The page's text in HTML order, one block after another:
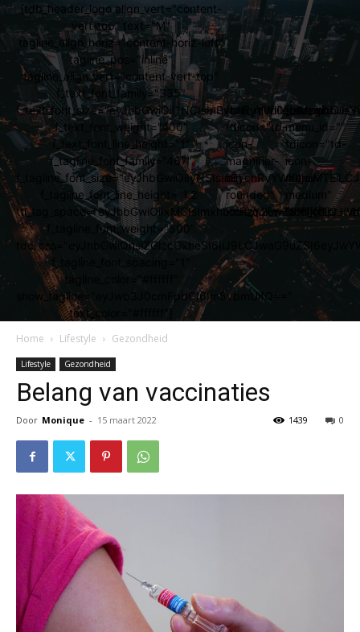
[tdb_header_logo align_vert="content-
vert-top" text="M"
tagline_align_horiz="content-horiz-left"
tagline_pos="inline"
tagline_align_vert="content-vert-top"
f_text_font_family="335"
f_text_font_weight="400"
f_text_font_line_height="1"
f_tagline_font_family="467"
f_tagline_font_line_height="1.2"
f_tagline_font_weight="500"
f_tagline_font_spacing="1"
tagline_color="#ffffff"
show_tagline="eyJwb3J0cmFpdCI6Im5vbmUifQ=="
text_color="#ffffff"]
[tdb_mobile_search
tdicon="td-
icon-
magnifier-
big-
rounded"
icon_color="#ffffff"]
menu_id=""
tdicon="td-
icon-
menu-
medium"
Home Lifestyle Gezondheid
Lifestyle Gezondheid
Belang van vaccinaties
Door Monique - 15 maart 2022 0
1439